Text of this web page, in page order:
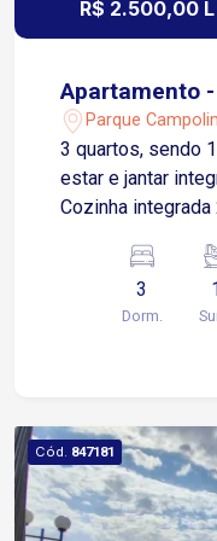
R$ 2.500,00 L
Apartamento
Parque
3 quartos, sendo
estar e jantar
Cozinha integrada 2
supermercados,
Tavares Aproximadamente 6 minutos da Avenida
variedade de
com: Portaria 24
de festas Quadra
instalação do
3
Dorm.
Cód. 847181